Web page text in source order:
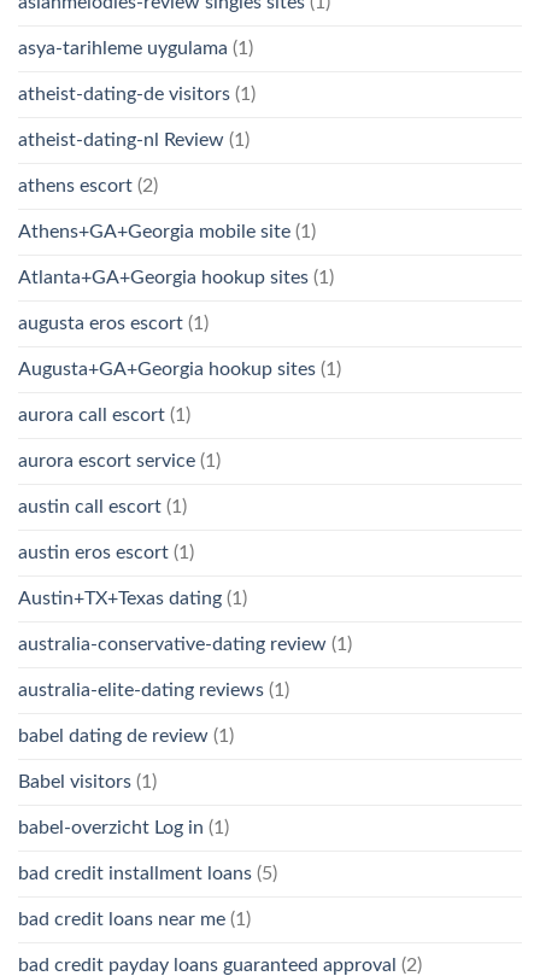
asya-tarihleme uygulama (1)
atheist-dating-de visitors (1)
atheist-dating-nl Review (1)
athens escort (2)
Athens+GA+Georgia mobile site (1)
Atlanta+GA+Georgia hookup sites (1)
augusta eros escort (1)
Augusta+GA+Georgia hookup sites (1)
aurora call escort (1)
aurora escort service (1)
austin call escort (1)
austin eros escort (1)
Austin+TX+Texas dating (1)
australia-conservative-dating review (1)
australia-elite-dating reviews (1)
babel dating de review (1)
Babel visitors (1)
babel-overzicht Log in (1)
bad credit installment loans (5)
bad credit loans near me (1)
bad credit payday loans guaranteed approval (2)